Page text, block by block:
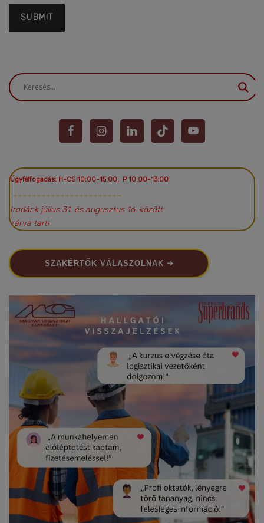
Ügyfélfogadás: H-CS 10:00-15:00; P 10:00-13:00
~~~~~~~~~~~~~~~~~~~~~~~
Irodánk július 31. és augusztus 16. között
zárva tart!
SZAKÉRTŐK VÁLASZOLNAK ➔